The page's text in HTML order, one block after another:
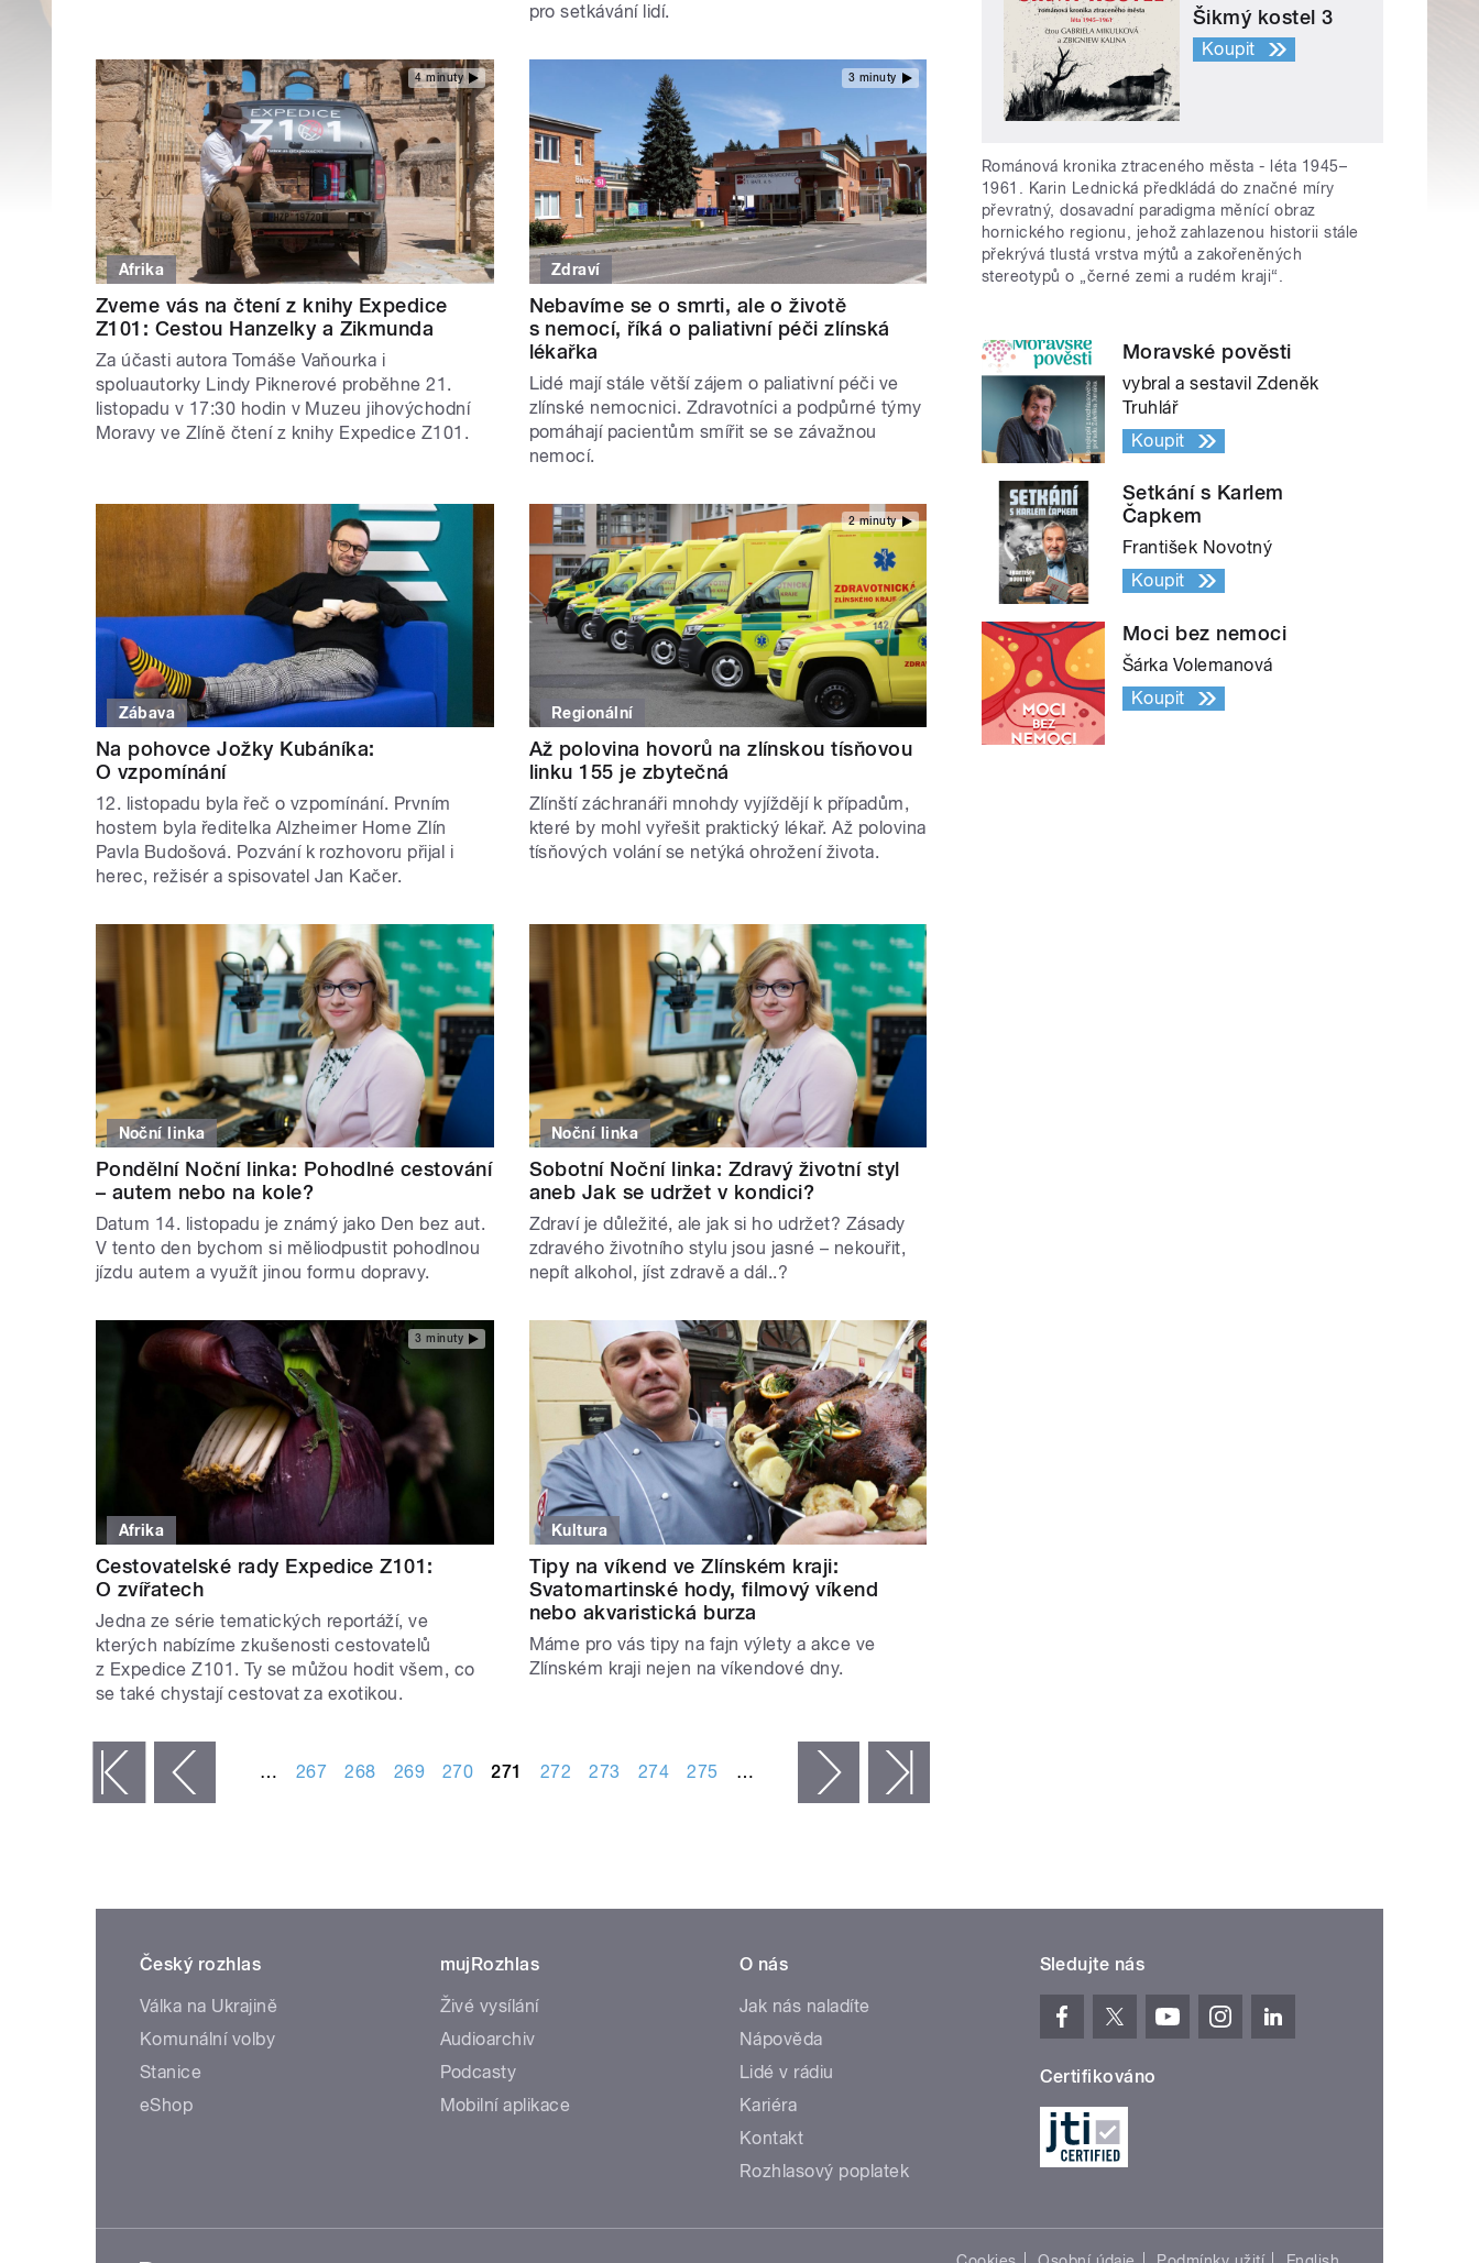
pro setkávání lidí.
4 minuty
Afrika
Zveme vás na čtení z knihy Expedice
Z101: Cestou Hanzelky a Zikmunda
Za účasti autora Tomáše Vaňourka i
spoluautorky Lindy Piknerové proběhne 21.
listopadu v 17:30 hodin v Muzeu jihovýchodní
Moravy ve Zlíně čtení z knihy Expedice Z101.
3 minuty
Zdraví
Nebavíme se o smrti, ale o životě
s nemocí, říká o paliativní péči zlínská
lékařka
Lidé mají stále větší zájem o paliativní péči ve
zlínské nemocnici. Zdravotníci a podpůrné týmy
pomáhají pacientům smířit se se závažnou
nemocí.
Zábava
Na pohovce Jožky Kubáníka:
O vzpomínání
12. listopadu byla řeč o vzpomínání. Prvním
hostem byla ředitelka Alzheimer Home Zlín
Pavla Budošová. Pozvání k rozhovoru přijal i
herec, režisér a spisovatel Jan Kačer.
2 minuty
Regionální
Až polovina hovorů na zlínskou tísňovou
linku 155 je zbytečná
Zlínští záchranáři mnohdy vyjíždějí k případům,
které by mohl vyřešit praktický lékař. Až polovina
tísňových volání se netýká ohrožení života.
Noční linka
Pondělní Noční linka: Pohodlné cestování
– autem nebo na kole?
Datum 14. listopadu je známý jako Den bez aut.
V tento den bychom si měliodpustit pohodlnou
jízdu autem a využít jinou formu dopravy.
Noční linka
Sobotní Noční linka: Zdravý životní styl
aneb Jak se udržet v kondici?
Zdraví je důležité, ale jak si ho udržet? Zásady
zdravého životního stylu jsou jasné – nekouřit,
nepít alkohol, jíst zdravě a dál..?
3 minuty
Afrika
Cestovatelské rady Expedice Z101:
O zvířatech
Jedna ze série tematických reportáží, ve
kterých nabízíme zkušenosti cestovatelů
z Expedice Z101. Ty se můžou hodit všem, co
se také chystají cestovat za exotikou.
Kultura
Tipy na víkend ve Zlínském kraji:
Svatomartinské hody, filmový víkend
nebo akvaristická burza
Máme pro vás tipy na fajn výlety a akce ve
Zlínském kraji nejen na víkendové dny.
‹ předchozí … 267 268 269 270 271 272 273 274 275 … následující ›
Šikmý kostel 3
Koupit
Románová kronika ztraceného města - léta 1945–
1961. Karin Lednická předkládá do značné míry
převratný, dosavadní paradigma měnící obraz
hornického regionu, jehož zahlazenou historii stále
překrývá tlustá vrstva mýtů a zakořeněných
stereotypů o „černé zemi a rudém kraji“.
Moravské pověsti
vybral a sestavil Zdeněk
Truhlář
Koupit
Setkání s Karlem
Čapkem
František Novotný
Koupit
Moci bez nemoci
Šárka Volemanová
Koupit
Český rozhlas
Válka na Ukrajině
Komunální volby
Stanice
eShop
mujRozhlas
Živé vysílání
Audioarchiv
Podcasty
Mobilní aplikace
O nás
Jak nás naladíte
Nápověda
Lidé v rádiu
Kariéra
Kontakt
Rozhlasový poplatek
Sledujte nás
Certifikováno